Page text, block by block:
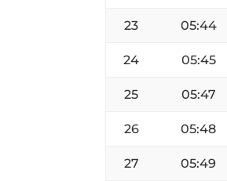
23 05:44
24 05:45
25 05:47
26 05:48
27 05:49